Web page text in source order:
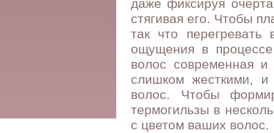
даже фиксируя
стягивая его. Чтобы
так что
ощущения в
волос современная
слишком жесткими,
волос. Чтобы
термогильзы в
с цветом ваших волос.